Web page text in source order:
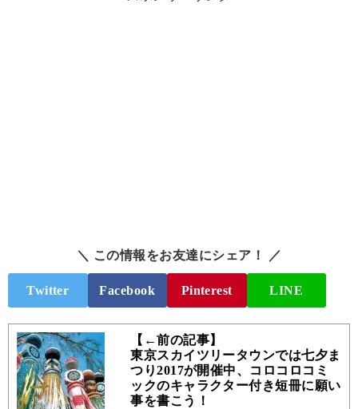
＼ この情報をお友達にシェア！ ／
Twitter Facebook Pinterest LINE
【←前の記事】
東京スカイツリータウンでは七夕ま
つり2017が開催中、コロコロコミ
ックのキャラクター付き短冊に願い
事を書こう！